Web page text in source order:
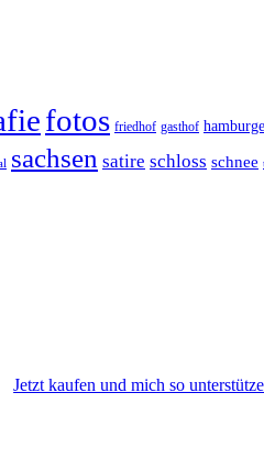
fotos friedhof gasthof
sachsen satire schloss schnee
Jetzt kaufen und mich so